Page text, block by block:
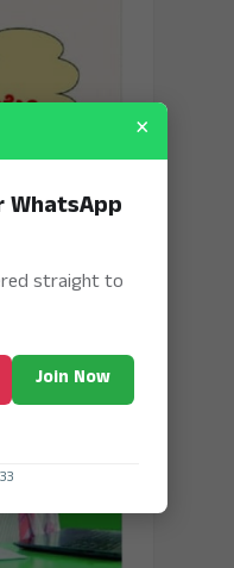
×
WhatsApp
straight to
Join Now